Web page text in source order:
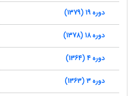
دوره 19 (1379)
دوره 18 (1378)
دوره 4 (1364)
دوره 3 (1363)